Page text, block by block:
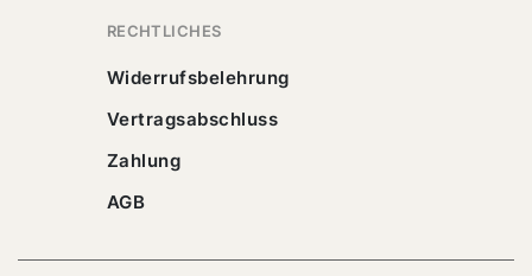
RECHTLICHES
Widerrufsbelehrung
Vertragsabschluss
Zahlung
AGB